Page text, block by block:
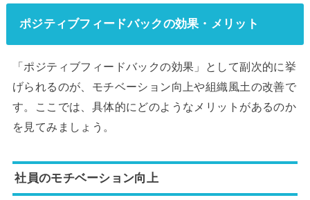
ポジティブフィードバックの効果・メリット
「ポジティブフィードバックの効果」として副次的に挙
げられるのが、モチベーション向上や組織風土の改善で
す。ここでは、具体的にどのようなメリットがあるのか
を見てみましょう。
社員のモチベーション向上